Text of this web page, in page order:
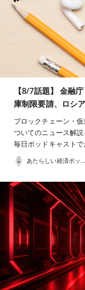
【8/7話題】 金融
庫制限要請、ロシ
ブロックチェーン・
ついてのニュース解
毎日ポッドキャスト
あたらしい経済ポッドキャスト